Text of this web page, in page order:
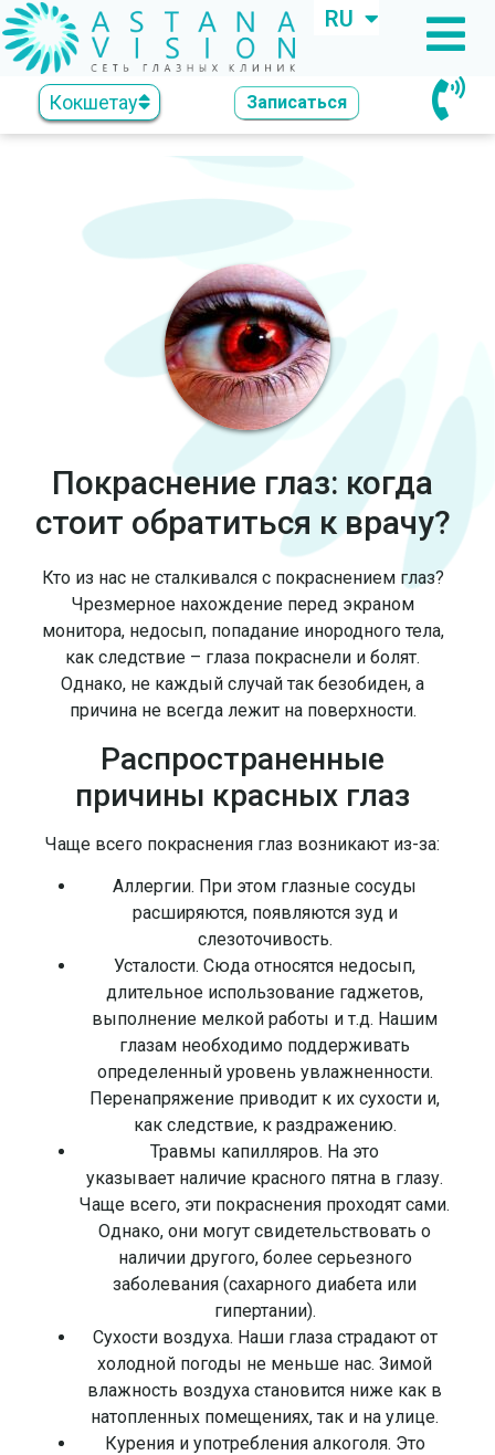
RU
KZ
Кокшетау Записаться
Покраснение глаз: когда
стоит обратиться к врачу?
Кто из нас не сталкивался с покраснением глаз?
Чрезмерное нахождение перед экраном
монитора, недосып, попадание инородного тела,
как следствие – глаза покраснели и болят.
Однако, не каждый случай так безобиден, а
причина не всегда лежит на поверхности.
Распространенные
причины красных глаз
Чаще всего покраснения глаз возникают из-за:
Аллергии. При этом глазные сосуды
расширяются, появляются зуд и
слезоточивость.
Усталости. Сюда относятся недосып,
длительное использование гаджетов,
выполнение мелкой работы и т.д. Нашим
глазам необходимо поддерживать
определенный уровень увлажненности.
Перенапряжение приводит к их сухости и,
как следствие, к раздражению.
Травмы капилляров. На это
указывает наличие красного пятна в глазу.
Чаще всего, эти покраснения проходят сами.
Однако, они могут свидетельствовать о
наличии другого, более серьезного
заболевания (сахарного диабета или
гипертании).
Сухости воздуха. Наши глаза страдают от
холодной погоды не меньше нас. Зимой
влажность воздуха становится ниже как в
натопленных помещениях, так и на улице.
Курения и употребления алкоголя. Это